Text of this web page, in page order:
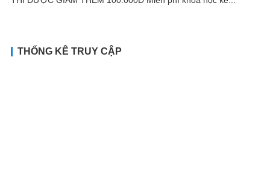
THỐNG KÊ TRUY CẬP